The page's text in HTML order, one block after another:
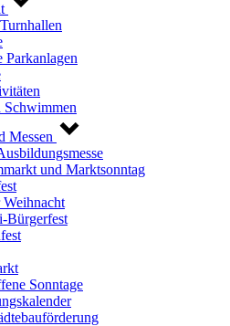
Schwimmen
Messen
und Marktsonntag
Sonntage